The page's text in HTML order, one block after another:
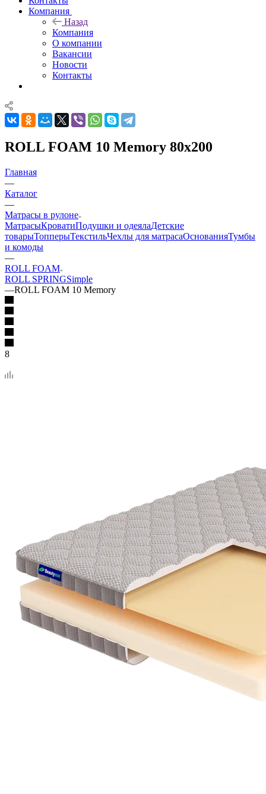
Компания
Назад
Компания
О компании
Вакансии
Новости
Контакты
ROLL FOAM 10 Memory 80x200
Главная
—
Каталог
—
Матрасы в рулоне
МатрасыКроватиПодушки и одеялаДетские
товарыТопперыТекстильЧехлы для матрасаОснованияТумбы
и комоды
—
ROLL FOAM
ROLL SPRINGSimple
—ROLL FOAM 10 Memory
8